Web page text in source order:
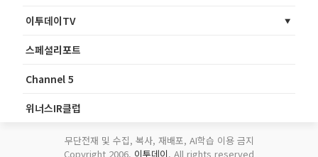
이투데이TV
스페셜리포트
Channel 5
위너스IR클럽
무단전재 및 수집, 복사, 재배포, AI학습 이용 금지
Copyright 2006. 이투데이. All rights reserved